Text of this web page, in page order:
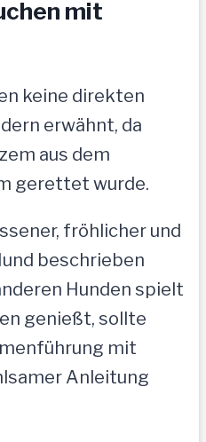
mit
keine direkten
erwähnt, da
aus dem
gerettet wurde.
fröhlicher und
beschrieben
Hunden spielt
genießt, sollte
mit
Anleitung